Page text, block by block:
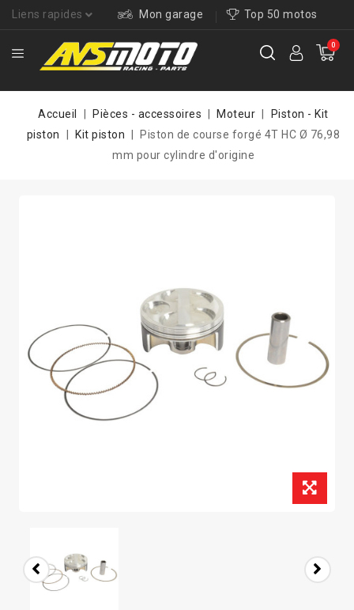
Liens rapides Mon garage Top 50 motos
0
Accueil Pièces - accessoires Moteur
Piston - Kit
piston
Kit piston
Piston de course forgé 4T HC Ø 76,98
mm pour cylindre d'origine